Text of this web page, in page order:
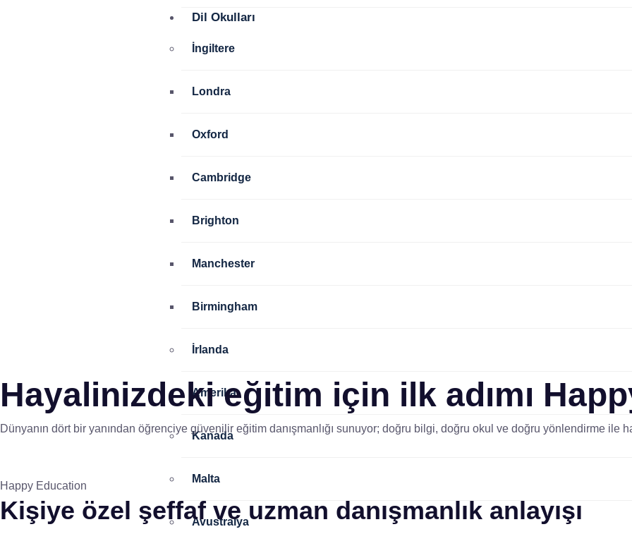
Dil Okulları
İngiltere
Londra
Oxford
Cambridge
Brighton
Manchester
Birmingham
İrlanda
Amerika
Kanada
Malta
Avustralya
Hayalinizdeki eğitim için ilk adımı
Dünyanın dört bir yanından öğrenciye güvenilir eğitim danışmanlığı sunuyor; doğru bilgi, doğru okul ve doğru yönlendirme ile
Happy Education
Kişiye özel şeffaf ve uzman danışmanlık anlayışı